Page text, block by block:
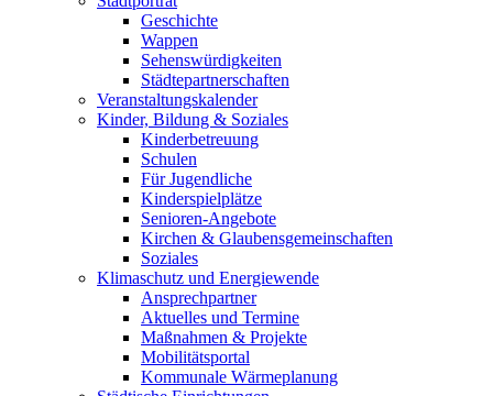
Geschichte
Wappen
Sehenswürdigkeiten
Städtepartnerschaften
Veranstaltungskalender
Kinder, Bildung & Soziales
Kinderbetreuung
Schulen
Für Jugendliche
Kinderspielplätze
Senioren-Angebote
Kirchen & Glaubensgemeinschaften
Soziales
Klimaschutz und Energiewende
Ansprechpartner
Aktuelles und Termine
Maßnahmen & Projekte
Mobilitätsportal
Kommunale Wärmeplanung